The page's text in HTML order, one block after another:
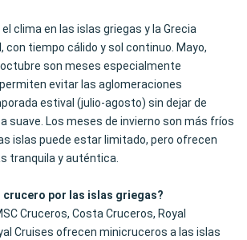
clima en las islas griegas y la Grecia
con tiempo cálido y sol continuo. Mayo,
son meses especialmente
evitar las aglomeraciones
estival (julio-agosto) sin dejar de
suave. Los meses de invierno son más fríos
islas puede estar limitado, pero ofrecen
tranquila y auténtica.
crucero por las islas griegas?
Cruceros, Costa Cruceros, Royal
Cruises ofrecen minicruceros a las islas